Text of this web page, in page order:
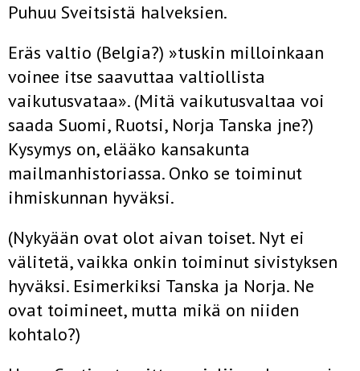
Puhuu Sveitsistä halveksien.
Eräs valtio (Belgia?) »tuskin milloinkaan
voinee itse saavut­taa valtiollista
vaikutusvataa». (Mitä vaikutusvaltaa voi
saada Suomi, Ruotsi, Norja Tanska jne?)
Kysymys on, elääko kansa­kunta
mailmanhistoriassa. Onko se toiminut
ihmiskunnan hy­väksi.
(Nykyään ovat olot aivan toiset. Nyt ei
välitetä, vaikka onkin toiminut sivistyksen
hyväksi. Esimerkiksi Tanska ja Norja. Ne
ovat toimineet, mutta mikä on niiden
kohtalo?)